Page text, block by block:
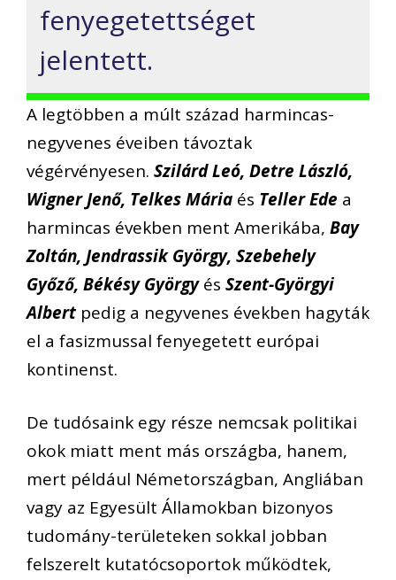
fenyegetettséget
jelentett.
A legtöbben a múlt század harmincas-
negyvenes éveiben távoztak
végérvényesen. Szilárd Leó, Detre László,
Wigner Jenő, Telkes Mária és Teller Ede a
harmincas években ment Amerikába, Bay
Zoltán, Jendrassik György, Szebehely
Győző, Békésy Györgyés Szent-Györgyi
Albert pedig a negyvenes években hagyták
el a fasizmussal fenyegetett európai
kontinenst.
De tudósaink egy része nemcsak politikai
okok miatt ment más országba, hanem,
mert például Németországban, Angliában
vagy az Egyesült Államokban bizonyos
tudomány-területeken sokkal jobban
felszerelt kutatócsoportok működtek,